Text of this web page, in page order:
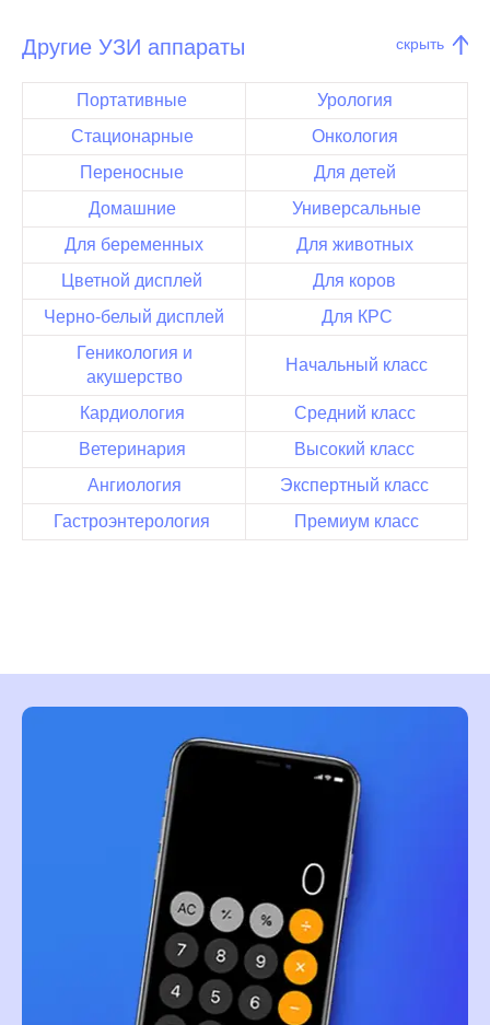
Другие УЗИ аппараты скрыть
Портативные
Урология
Стационарные
Онкология
Переносные
Для детей
Домашние
Универсальные
Для беременных
Для животных
Цветной дисплей
Для коров
Черно-белый дисплей
Для КРС
Геникология и
акушерство
Начальный класс
Кардиология
Средний класс
Ветеринария
Высокий класс
Ангиология
Экспертный класс
Гастроэнтерология
Премиум класс